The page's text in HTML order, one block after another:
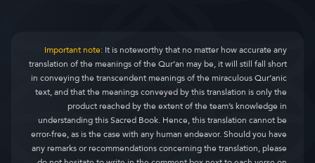
Important note:It is noteworthy that no matter how accurate any
translation of the meanings of the Qur’an may be, it will still fall short
in conveying the transcendent meanings of the miraculous Qur’anic
text, and that the meanings conveyed by this translation is only the
product reached by the extent of the team’s knowledge in
understanding this Sacred Book. Hence, this translation cannot be
error-free, as is the case with any human endeavor. Should you have
any remarks or recommendations concerning the translation, please